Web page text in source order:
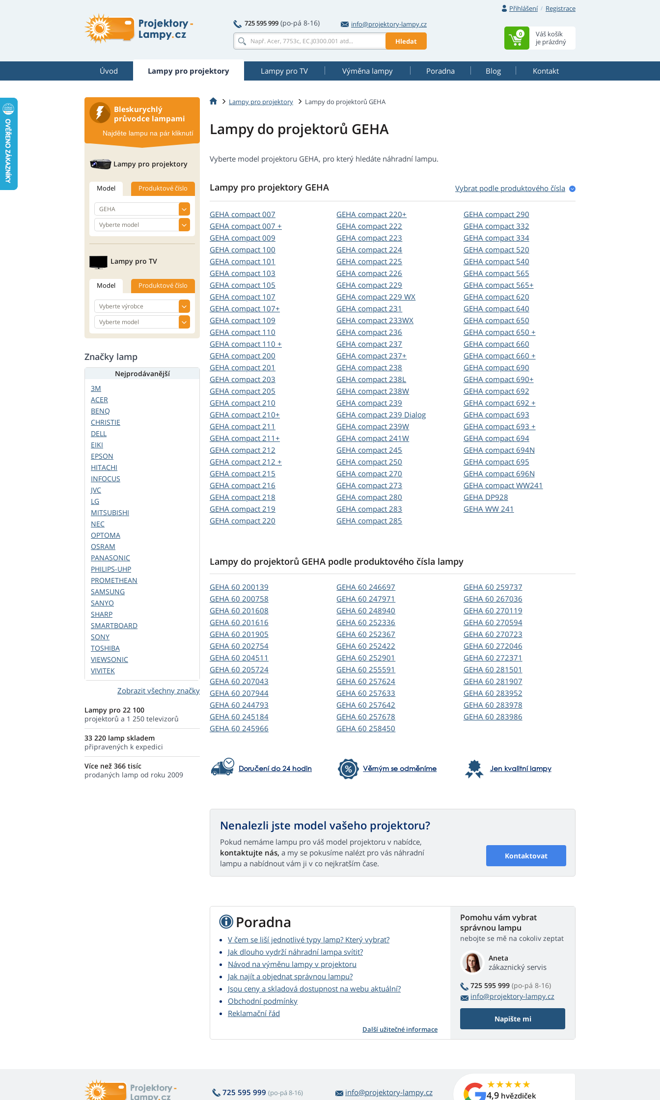
Přihlášení
Registrace
725 595 999 (po-pá 8-16)
info@projektory-lampy.cz
Hledat
Váš košík
je prázdný
0
Úvod Lampy pro projektory Lampy pro TV Výměna lampy Poradna Blog Kontakt
Lampy pro projektory Lampy do projektorů GEHA
Lampy do projektorů GEHA
Vyberte model projektoru GEHA, pro který hledáte náhradní lampu.
Lampy pro projektory GEHA Vybrat podle produktového čísla
GEHA compact 007
GEHA compact 007 +
GEHA compact 009
GEHA compact 100
GEHA compact 101
GEHA compact 103
GEHA compact 105
GEHA compact 107
GEHA compact 107+
GEHA compact 109
GEHA compact 110
GEHA compact 110 +
GEHA compact 200
GEHA compact 201
GEHA compact 203
GEHA compact 205
GEHA compact 210
GEHA compact 210+
GEHA compact 211
GEHA compact 211+
GEHA compact 212
GEHA compact 212 +
GEHA compact 215
GEHA compact 216
GEHA compact 218
GEHA compact 219
GEHA compact 220
GEHA compact 220+
GEHA compact 222
GEHA compact 223
GEHA compact 224
GEHA compact 225
GEHA compact 226
GEHA compact 229
GEHA compact 229 WX
GEHA compact 231
GEHA compact 233WX
GEHA compact 236
GEHA compact 237
GEHA compact 237+
GEHA compact 238
GEHA compact 238L
GEHA compact 238W
GEHA compact 239
GEHA compact 239 Dialog
GEHA compact 239W
GEHA compact 241W
GEHA compact 245
GEHA compact 250
GEHA compact 270
GEHA compact 273
GEHA compact 280
GEHA compact 283
GEHA compact 285
GEHA compact 290
GEHA compact 332
GEHA compact 334
GEHA compact 520
GEHA compact 540
GEHA compact 565
GEHA compact 565+
GEHA compact 620
GEHA compact 640
GEHA compact 650
GEHA compact 650 +
GEHA compact 660
GEHA compact 660 +
GEHA compact 690
GEHA compact 690+
GEHA compact 692
GEHA compact 692 +
GEHA compact 693
GEHA compact 693 +
GEHA compact 694
GEHA compact 694N
GEHA compact 695
GEHA compact 696N
GEHA compact WW241
GEHA DP928
GEHA WW 241
Lampy do projektorů GEHA podle produktového čísla lampy
GEHA 60 200139
GEHA 60 200758
GEHA 60 201608
GEHA 60 201616
GEHA 60 201905
GEHA 60 202754
GEHA 60 204511
GEHA 60 205724
GEHA 60 207043
GEHA 60 207944
GEHA 60 244793
GEHA 60 245184
GEHA 60 245966
GEHA60 246697
GEHA60 247971
GEHA60 248940
GEHA60 252336
GEHA60 252367
GEHA60 252422
GEHA60 252901
GEHA60 255591
GEHA60 257624
GEHA60 257633
GEHA60 257642
GEHA60 257678
GEHA60 258450
GEHA 60 259737
GEHA 60 267036
GEHA 60 270119
GEHA 60 270594
GEHA 60 270723
GEHA 60 272046
GEHA 60 272371
GEHA 60 281501
GEHA 60 281907
GEHA 60 283952
GEHA 60 283978
GEHA 60 283986
Doručení do 24 hodin Věrným se odměníme Jen kvalitní lampy
Nenalezli jste model vašeho projektoru?
Pokud nemáme lampu pro váš model projektoru v nabídce,
kontaktujte nás, a my se pokusíme nalézt pro vás náhradní
lampu a nabídnout vám ji v co nejkratším čase.
Kontaktovat
Poradna
V čem se liší jednotlivé typy lamp? Který vybrat?
Jak dlouho vydrží náhradní lampa svítit?
Návod na výměnu lampy v projektoru
Jak najít a objednat správnou lampu?
Jsou ceny a skladová dostupnost na webu aktuální?
Obchodní podmínky
Reklamační řád
Další užitečné informace
Pomohu vám vybrat
správnou lampu
nebojte se mě na cokoliv zeptat
Aneta
zákaznický servis
725 595 999 (po-pá 8-16)
info@projektory-lampy.cz
Napište mi
Bleskurychlý
průvodce lampami
Najděte lampu na pár kliknutí
Lampy pro projektory
Model Produktové číslo
Lampy pro TV
Model Produktové číslo
Značky lamp
Nejprodávanější
3M
ACER
BENQ
CHRISTIE
DELL
EIKI
EPSON
HITACHI
INFOCUS
JVC
LG
MITSUBISHI
NEC
OPTOMA
OSRAM
PANASONIC
PHILIPS-UHP
PROMETHEAN
SAMSUNG
SANYO
SHARP
SMARTBOARD
SONY
TOSHIBA
VIEWSONIC
VIVITEK
Zobrazit všechny značky
Lampy pro 22 100
projektorů a 1 250 televizorů
33 220 lamp skladem
připravených k expedici
Více než 366 tisíc
prodaných lamp od roku 2009
725 595 999 (po-pá 8-16) info@projektory-lampy.cz 4,9 hvězdiček